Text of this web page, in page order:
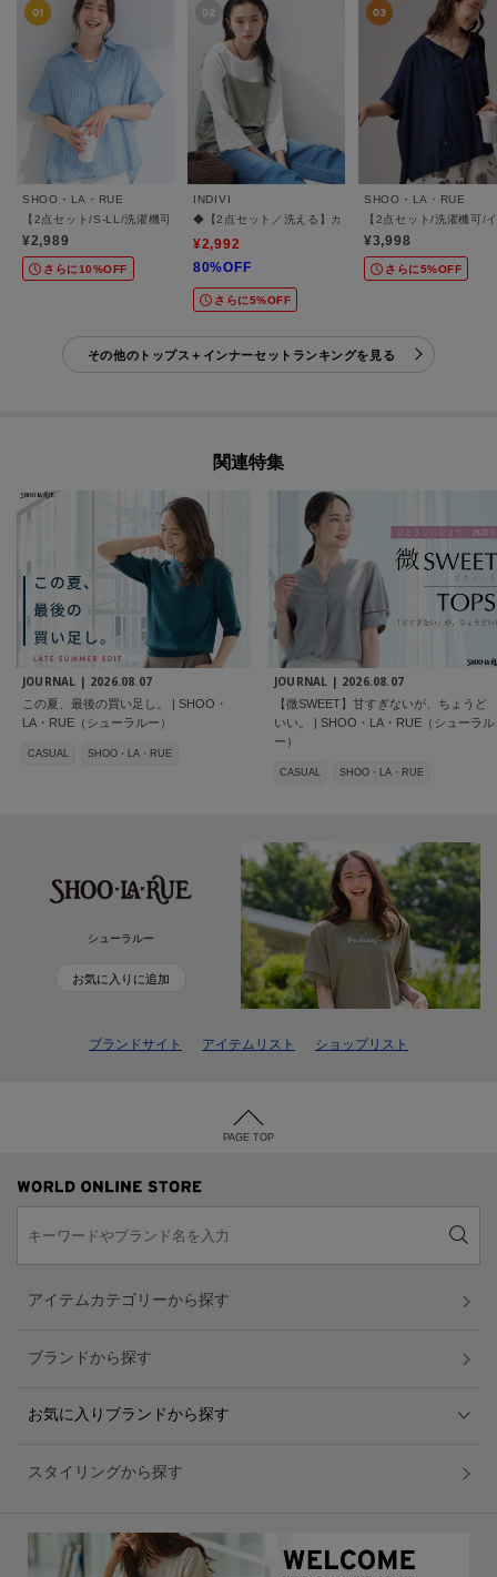
SHOO・LA・RUE
【2点セット/S-LL/洗濯機可】時短でコーデ決まる スラブスキッパーシャツ＋タンクト
¥2,989
さらに10%OFF
INDIVI
◆【2点セット／洗える】カセット服 キャミ＆ブラウス
¥2,992
80%OFF
さらに5%OFF
SHOO・LA・RUE
【2点セット/洗濯機可/
¥3,998
さらに5%OFF
その他のトップス＋インナーセットランキングを見る
関連特集
JOURNAL | 2026.08.07
この夏、最後の買い足し。 | SHOO・
LA・RUE（シューラルー）
CASUAL SHOO・LA・RUE
JOURNAL | 2026.08.07
【微SWEET】甘すぎないが、ちょうど
いい。 | SHOO・LA・RUE（シューラル
ー）
CASUAL SHOO・LA・RUE
シューラルー
お気に入りに追加
ブランドサイト アイテムリスト ショップリスト
PAGE TOP
アイテムカテゴリーから探す
ブランドから探す
お気に入りブランドから探す
スタイリングから探す